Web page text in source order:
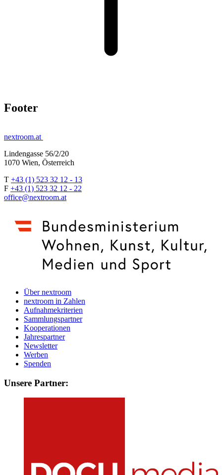
Footer
nextroom.at
Lindengasse 56/2/20
1070 Wien, Österreich
T +43 (1) 523 32 12 - 13
F +43 (1) 523 32 12 - 22
office@nextroom.at
Über nextroom
nextroom in Zahlen
Aufnahmekriterien
Sammlungspartner
Kooperationen
Jahrespartner
Newsletter
Werben
Spenden
Unsere Partner: